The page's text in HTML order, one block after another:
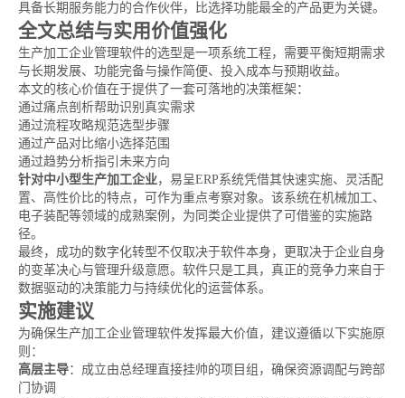
具备长期服务能力的合作伙伴，比选择功能最全的产品更为关键。
全文总结与实用价值强化
生产加工企业管理软件的选型是一项系统工程，需要平衡短期需求
与长期发展、功能完备与操作简便、投入成本与预期收益。
本文的核心价值在于提供了一套可落地的决策框架：
通过痛点剖析帮助识别真实需求
通过流程攻略规范选型步骤
通过产品对比缩小选择范围
通过趋势分析指引未来方向
针对中小型生产加工企业，易呈ERP系统凭借其快速实施、灵活配
置、高性价比的特点，可作为重点考察对象。该系统在机械加工、
电子装配等领域的成熟案例，为同类企业提供了可借鉴的实施路
径。
最终，成功的数字化转型不仅取决于软件本身，更取决于企业自身
的变革决心与管理升级意愿。软件只是工具，真正的竞争力来自于
数据驱动的决策能力与持续优化的运营体系。
实施建议
为确保生产加工企业管理软件发挥最大价值，建议遵循以下实施原
则：
高层主导：成立由总经理直接挂帅的项目组，确保资源调配与跨部
门协调